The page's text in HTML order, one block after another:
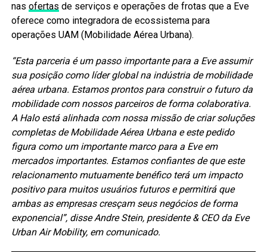
nas ofertas de serviços e operações de frotas que a Eve
oferece como integradora de ecossistema para
operações UAM (Mobilidade Aérea Urbana).
“Esta parceria é um passo importante para a Eve assumir
sua posição como líder global na indústria de mobilidade
aérea urbana. Estamos prontos para construir o futuro da
mobilidade com nossos parceiros de forma colaborativa.
A Halo está alinhada com nossa missão de criar soluções
completas de Mobilidade Aérea Urbana e este pedido
figura como um importante marco para a Eve em
mercados importantes. Estamos confiantes de que este
relacionamento mutuamente benéfico terá um impacto
positivo para muitos usuários futuros e permitirá que
ambas as empresas cresçam seus negócios de forma
exponencial”, disse Andre Stein, presidente & CEO da Eve
Urban Air Mobility, em comunicado.